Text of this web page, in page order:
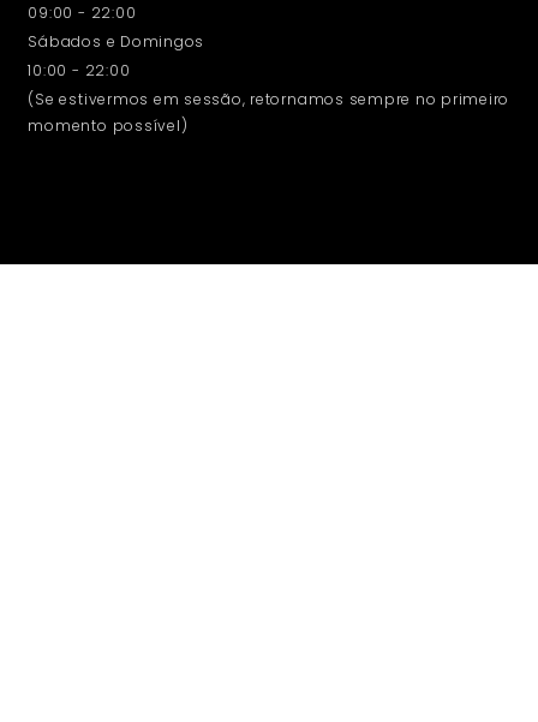
09:00 - 22:00
Sábados e Domingos
10:00 - 22:00
(Se estivermos em sessão, retornamos sempre no primeiro
momento possível)